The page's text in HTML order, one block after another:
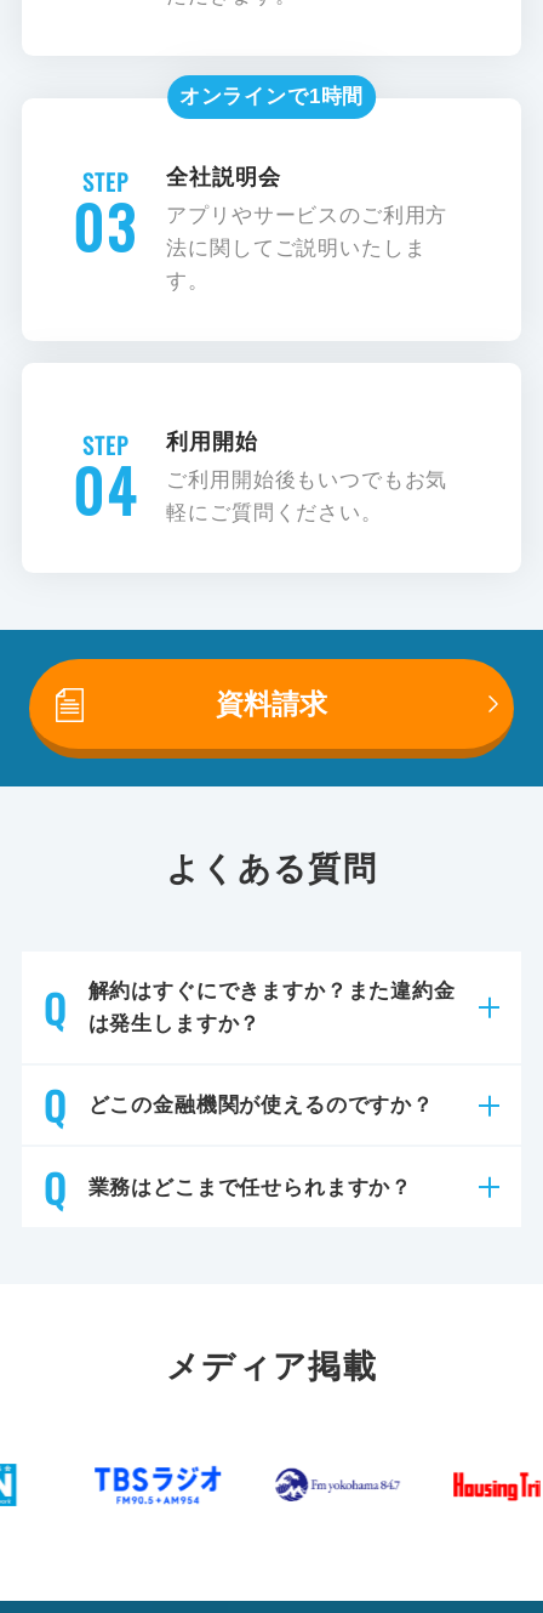
オンラインで1時間
03
全社説明会
アプリやサービスのご利用方
法に関してご説明いたしま
す。
04
利用開始
ご利用開始後もいつでもお気
軽にご質問ください。
資料請求
よくある質問
解約はすぐにできますか？また違約金
は発生しますか？
どこの金融機関が使えるのですか？
業務はどこまで任せられますか？
メディア掲載